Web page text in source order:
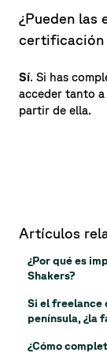
¿Pueden las
certificación
Sí. Si has
acceder tanto a
partir de ella.
Artículos
¿Por qué es
Shakers?
Si el freelance
península, ¿la
¿Cómo